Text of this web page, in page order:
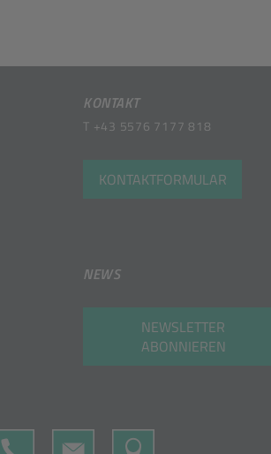
KONTAKT
T +43 5576 7177 818
KONTAKTFORMULAR
NEWS
NEWSLETTER
ABONNIEREN